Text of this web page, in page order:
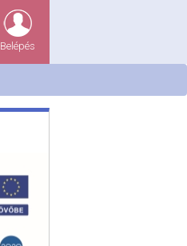
Belépés